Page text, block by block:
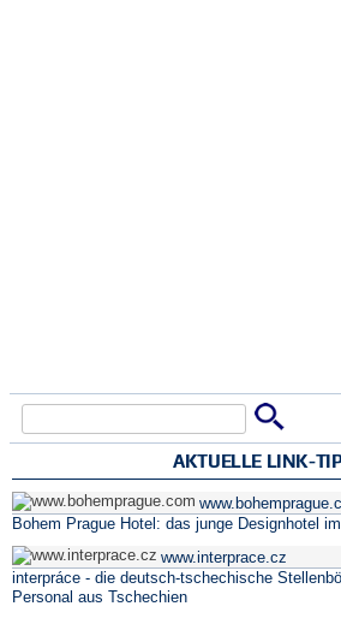
AKTUELLE LINK-
Bohem Prague Hotel: das junge Designhotel
www.interprace.cz
interpráce - die deutsch-tschechische
Personal aus Tschechien